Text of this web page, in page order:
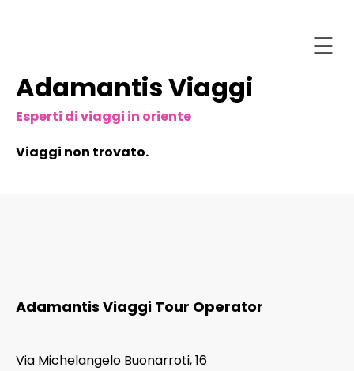
Salta
al
contenuto
Adamantis Viaggi
Esperti di viaggi in oriente
☰
Home
Chi
siamo
Viaggi non trovato.
Adamantis Viaggi Tour Operator
Via Michelangelo Buonarroti, 16